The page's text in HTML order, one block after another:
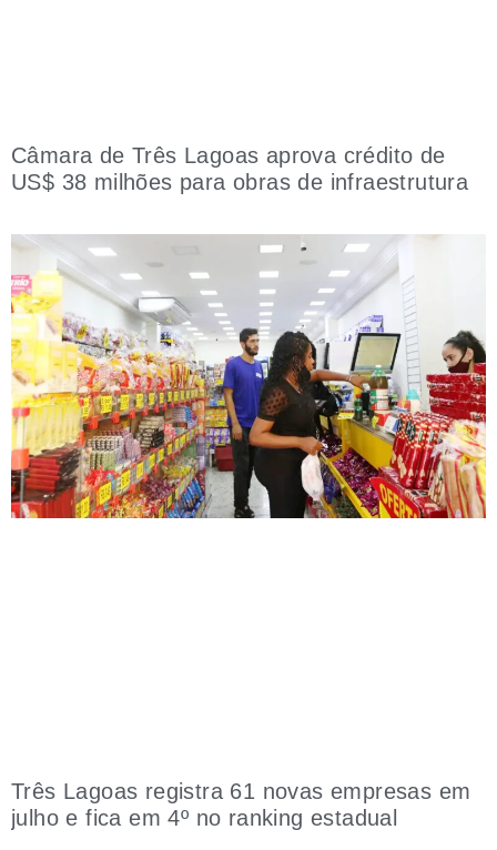
Câmara de Três Lagoas aprova crédito de
US$ 38 milhões para obras de infraestrutura
Três Lagoas registra 61 novas empresas em
julho e fica em 4º no ranking estadual